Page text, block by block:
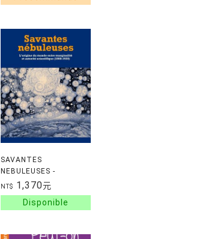
SAVANTES
NEBULEUSES -
L'ORIGINE DU MONDE
ENTRE MARGINALITE E
NT$ 1,370元